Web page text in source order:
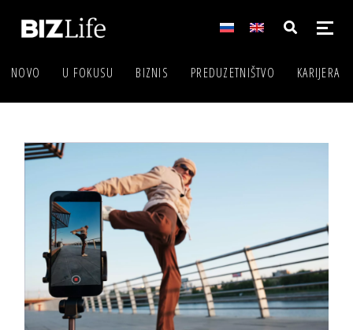
NOVO U FOKUSU BIZNIS PREDUZETNIŠTVO KARIJERA